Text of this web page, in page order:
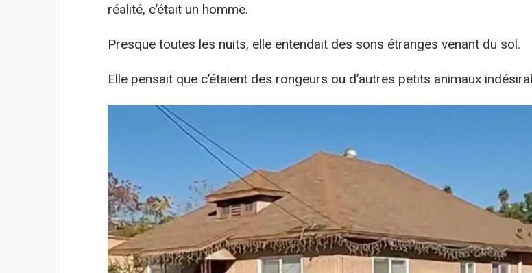
réalité, c’était un homme.
Presque toutes les nuits, elle entendait des sons étranges venant du sol.
Elle pensait que c’étaient des rongeurs ou d’autres petits animaux